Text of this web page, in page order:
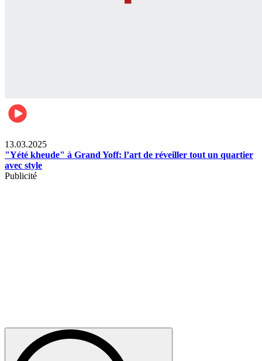
13.03.2025
"Yété kheude" à Grand Yoff: l’art de réveiller tout un quartier
avec style
Publicité